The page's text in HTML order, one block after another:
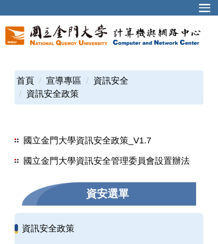
首頁 宣導專區
資訊安全
資訊安全政策
國立金門大學資訊安全政策_V1.7
國立金門大學資訊安全管理委員會設置辦法
資安選單
資訊安全政策